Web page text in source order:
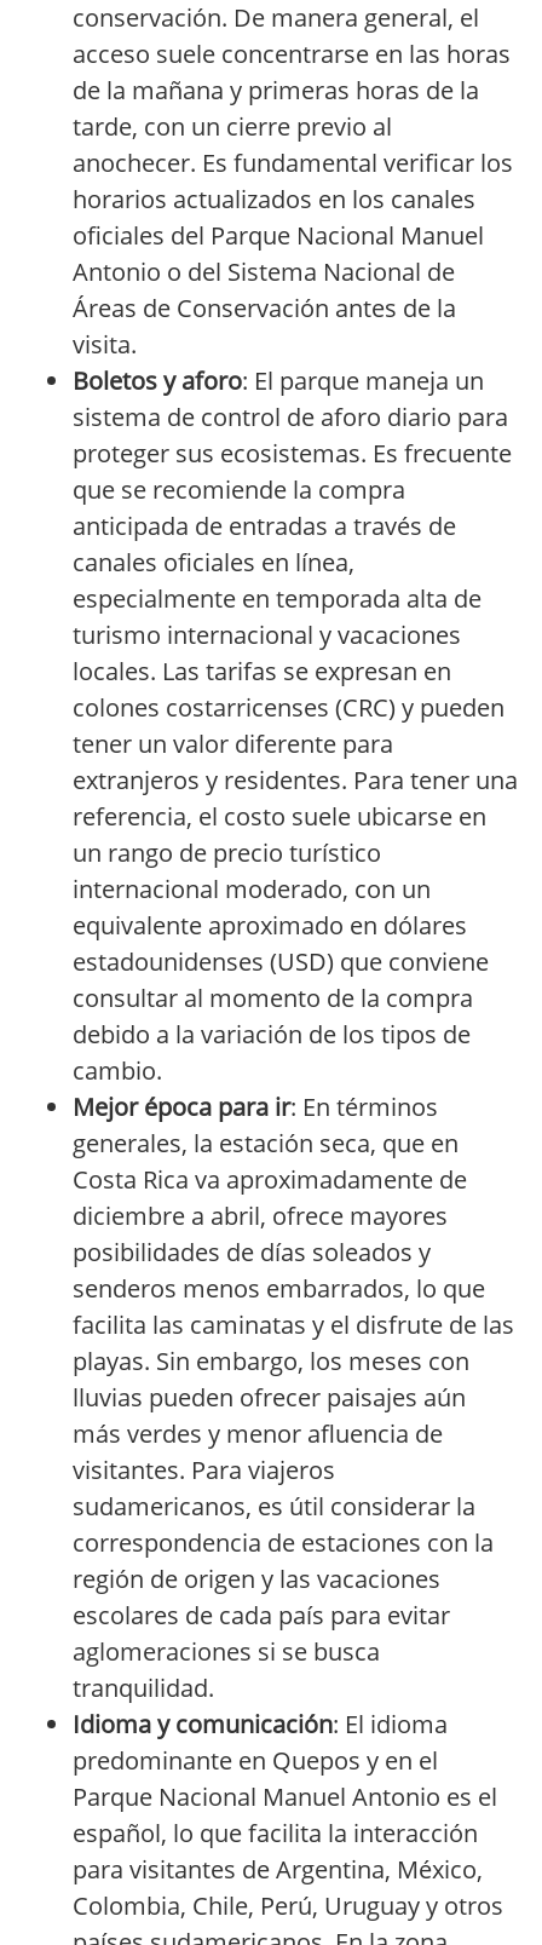
conservación. De manera general, el
acceso suele concentrarse en las horas
de la mañana y primeras horas de la
tarde, con un cierre previo al
anochecer. Es fundamental verificar los
horarios actualizados en los canales
oficiales del Parque Nacional Manuel
Antonio o del Sistema Nacional de
Áreas de Conservación antes de la
visita.
Boletos y aforo: El parque maneja un
sistema de control de aforo diario para
proteger sus ecosistemas. Es frecuente
que se recomiende la compra
anticipada de entradas a través de
canales oficiales en línea,
especialmente en temporada alta de
turismo internacional y vacaciones
locales. Las tarifas se expresan en
colones costarricenses (CRC) y pueden
tener un valor diferente para
extranjeros y residentes. Para tener una
referencia, el costo suele ubicarse en
un rango de precio turístico
internacional moderado, con un
equivalente aproximado en dólares
estadounidenses (USD) que conviene
consultar al momento de la compra
debido a la variación de los tipos de
cambio.
Mejor época para ir: En términos
generales, la estación seca, que en
Costa Rica va aproximadamente de
diciembre a abril, ofrece mayores
posibilidades de días soleados y
senderos menos embarrados, lo que
facilita las caminatas y el disfrute de las
playas. Sin embargo, los meses con
lluvias pueden ofrecer paisajes aún
más verdes y menor afluencia de
visitantes. Para viajeros
sudamericanos, es útil considerar la
correspondencia de estaciones con la
región de origen y las vacaciones
escolares de cada país para evitar
aglomeraciones si se busca
tranquilidad.
Idioma y comunicación: El idioma
predominante en Quepos y en el
Parque Nacional Manuel Antonio es el
español, lo que facilita la interacción
para visitantes de Argentina, México,
Colombia, Chile, Perú, Uruguay y otros